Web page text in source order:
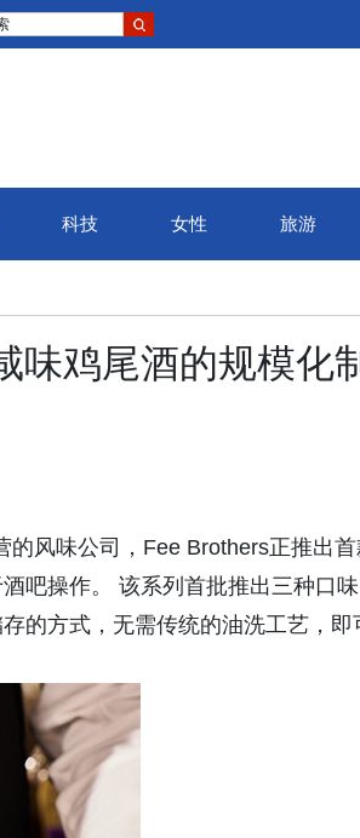
科技 女性 旅游
味鸡尾酒的规模化
风味公司，Fee Brothers正推出首
吧操作。 该系列首批推出三种口味
的方式，无需传统的油洗工艺，即